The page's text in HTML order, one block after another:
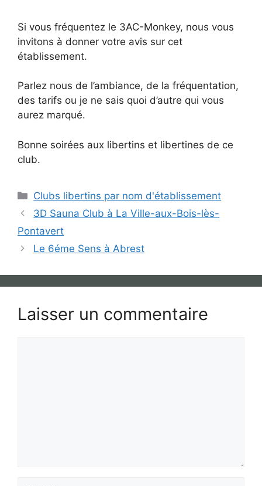
Si vous fréquentez le 3AC-Monkey, nous vous
invitons à donner votre avis sur cet
établissement.
Parlez nous de l’ambiance, de la fréquentation,
des tarifs ou je ne sais quoi d’autre qui vous
aurez marqué.
Bonne soirées aux libertins et libertines de ce
club.
Catégories
Clubs libertins par nom d'établissement
3D Sauna Club à La Ville-aux-Bois-lès-
Pontavert
Le 6éme Sens à Abrest
Laisser un commentaire